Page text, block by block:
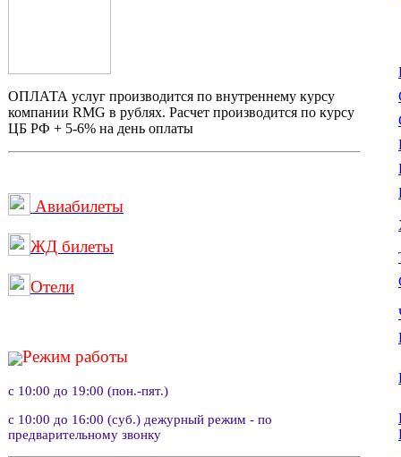
ОПЛАТА услуг производится по внутреннему курсу
компании RMG в рублях. Расчет производится по курсу
ЦБ РФ + 5-6% на день оплаты
Авиабилеты
ЖД билеты
Отели
Режим работы
с 10:00 до 19:00 (пон.-пят.)
с 10:00 до 16:00 (суб.) дежурный режим - по
предварительному звонку